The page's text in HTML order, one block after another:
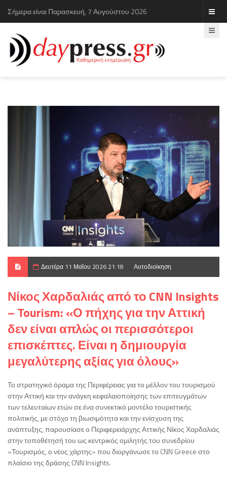
Σήμερα είναι Παρασκευή, 7 Αυγούστου 2026
Δευτέρα 11 Μαΐου 2026 21:18 Αυτοδιοίκηση
Νίκος Χαρδαλιάς από το CNN Insights
– Tourism: «Ο πήχης για την Αττική
δεν είναι απλώς οι περισσότεροι
επισκέπτες. Είναι η δημιουργία
μεγαλύτερης αξίας για όλους»
Το στρατηγικό όραμα της Περιφέρειας για το μέλλον του τουρισμού
στην Αττική και την ανάγκη κεφαλαιοποίησης των επιτευγμάτων
των τελευταίων ετών σε ένα συνεκτικό μοντέλο τουριστικής
πολιτικής, με στόχο τη βιωσιμότητα και την ενίσχυση της
ανάπτυξης, παρουσίασε ο Περιφερειάρχης Αττικής Νίκος Χαρδαλιάς
στην τοποθέτησή του ως κεντρικός ομιλητής του συνεδρίου
«Τουρισμός, ο νέος χάρτης» που διοργάνωσε το CNN Greece στο
πλαίσιο της δράσης CNN Insights.